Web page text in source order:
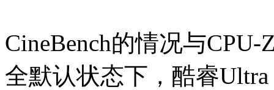
CineBench的情况与
全默认状态下，酷睿